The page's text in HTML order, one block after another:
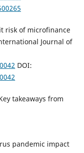
risk of microfinance
Journal of
DOI:
takeaways from
pandemic impact